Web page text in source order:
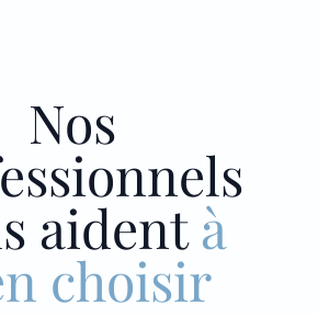
Nos
aidentà
choisir